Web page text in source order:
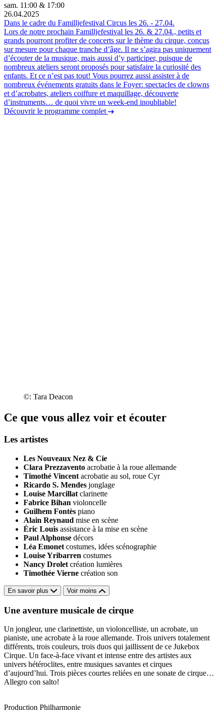
sam. 11:00 & 17:00
26.04.2025
Dans le cadre du Familljefestival Circus les 26. - 27.04.
Lors de notre prochain Familljefestival les 26. & 27.04., petits et
grands pourront profiter de concerts sur le thème du cirque, conçus
sur mesure pour chaque tranche d’âge. Il ne s’agira pas uniquement
d’écouter de la musique, mais aussi d’y participer, puisque de
nombreux ateliers seront proposés pour satisfaire la curiosité des
enfants. Et ce n’est pas tout! Vous pourrez aussi assister à de
nombreux événements gratuits dans le Foyer: spectacles de clowns
et d’acrobates, ateliers coiffure et maquillage, découverte
d’instruments… de quoi vivre un week-end inoubliable!
Découvrir le programme complet
©: Tara Deacon
Ce que vous allez voir et écouter
Les artistes
Les Nouveaux Nez & Cie
Clara Prezzavento acrobatie à la roue allemande
Timothé Vincent acrobatie au sol, roue Cyr
Ricardo S. Mendes jonglage
Louise Marcillat clarinette
Fabrice Bihan violoncelle
Guilhem Fontès piano
Alain Reynaud mise en scène
Éric Louis assistance à la mise en scène
Paul Alphonse décors
Léa Emonet costumes, idées scénographie
Louise Yribarren costumes
Nancy Drolet création lumières
Timothée Vierne création son
En savoir plus Voir moins
Une aventure musicale de cirque
Un jongleur, une clarinettiste, un violoncelliste, un acrobate, un
pianiste, une acrobate à la roue allemande. Trois univers totalement
différents, trois couleurs, trois duos qui jaillissent de ce Jukebox
Cirque. Un face-à-face vivant et intense entre des artistes aux
univers hétéroclites, entre musiques savantes et cirques
d’aujourd’hui. Trois pièces courtes reliées en une sonate de cirque…
Allegro con salto!
Production Philharmonie